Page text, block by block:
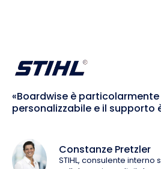
«Boardwise è
personalizzabile e il supporto
Constanze Pretzler
STIHL, consulente interno